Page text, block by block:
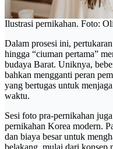
Ilustrasi pernikahan. Foto:
Dalam prosesi ini,
hingga “ciuman pertama”
budaya Barat. Uniknya,
bahkan mengganti peran
yang bertugas untuk
waktu.
Sesi foto pra-pernikahan
pernikahan Korea modern.
dan biaya besar untuk